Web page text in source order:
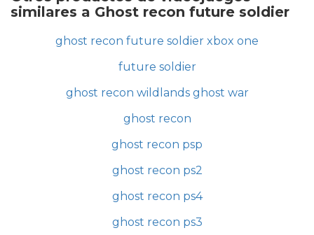
similares a Ghost recon future soldier
ghost recon future soldier xbox one
future soldier
ghost recon wildlands ghost war
ghost recon
ghost recon psp
ghost recon ps2
ghost recon ps4
ghost recon ps3